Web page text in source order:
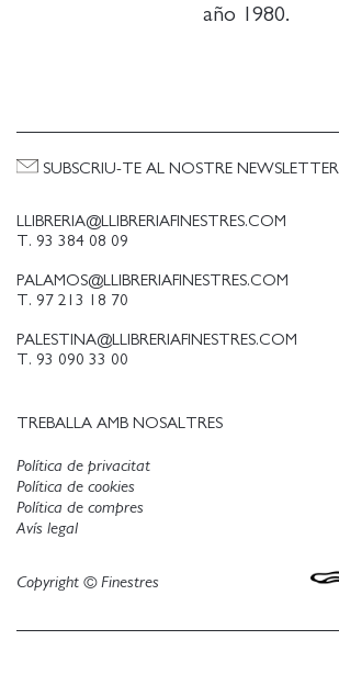
año 1980.
LLIBRERIA@LLIBRERIAFINESTRES.COM
T. 93 384 08 09
PALAMOS@LLIBRERIAFINESTRES.COM
T. 97 213 18 70
PALESTINA@LLIBRERIAFINESTRES.COM
T. 93 090 33 00
TREBALLA AMB NOSALTRES
SUBSCRIU-TE AL NOSTRE NEWSLETTER
Política de privacitat
Política de cookies
Avís legal
Política de compres
Copyright © Finestres